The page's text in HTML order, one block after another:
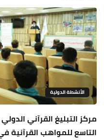
الأنشطة الدولية
مركز التبليغ القرآني
التاسع للمواهب